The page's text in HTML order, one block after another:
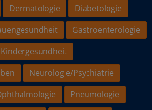
Dermatologie
Diabetologie
Gastroenterologie
Kindergesundheit
Neurologie/Psychiatrie
Pneumologie